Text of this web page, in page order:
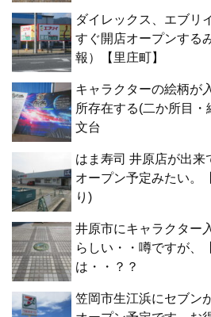
ダイレックス、エブリ
すぐ開店オープンする
報）【里庄町】
キャラクターの絵柄が
所存在する(二か所目
文台
はま寿司 井原店が出来
オープン予定みたい。
り)
井原市にキャラクター
らしい・・噂ですが、
は・・？？
笠岡市生江浜にセブン